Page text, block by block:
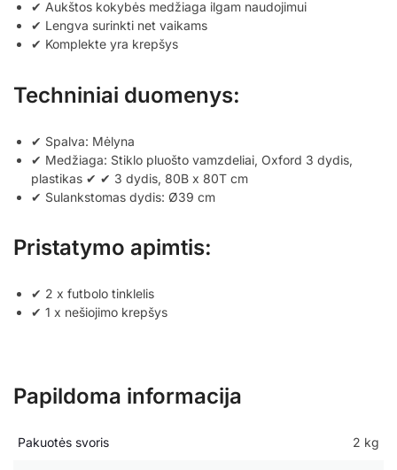
✔ Aukštos kokybės medžiaga ilgam naudojimui
✔ Lengva surinkti net vaikams
✔ Komplekte yra krepšys
Techniniai duomenys:
✔ Spalva: Mėlyna
✔ Medžiaga: Stiklo pluošto vamzdeliai, Oxford 3 dydis,
plastikas ✔ ✔ 3 dydis, 80B x 80T cm
✔ Sulankstomas dydis: Ø39 cm
Pristatymo apimtis:
✔ 2 x futbolo tinklelis
✔ 1 x nešiojimo krepšys
Papildoma informacija
Pakuotės svoris 2 kg